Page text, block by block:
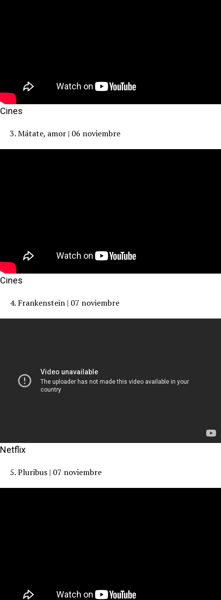
Cines
3. Mátate, amor | 06 noviembre
Cines
4. Frankenstein | 07 noviembre
Netflix
5. Pluribus | 07 noviembre